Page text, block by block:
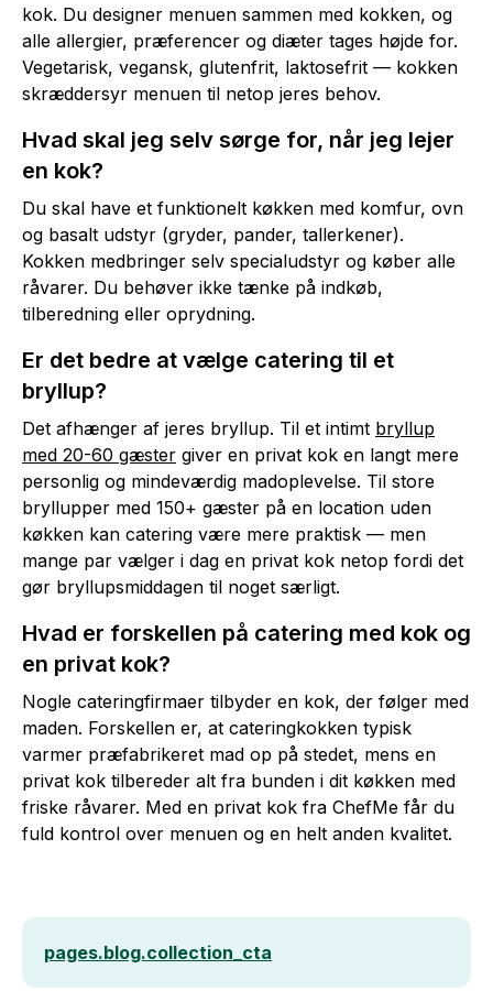
kok. Du designer menuen sammen med kokken, og
alle allergier, præferencer og diæter tages højde for.
Vegetarisk, vegansk, glutenfrit, laktosefrit — kokken
skræddersyr menuen til netop jeres behov.
Hvad skal jeg selv sørge for, når jeg lejer
en kok?
Du skal have et funktionelt køkken med komfur, ovn
og basalt udstyr (gryder, pander, tallerkener).
Kokken medbringer selv specialudstyr og køber alle
råvarer. Du behøver ikke tænke på indkøb,
tilberedning eller oprydning.
Er det bedre at vælge catering til et
bryllup?
Det afhænger af jeres bryllup. Til et intimt bryllup
med 20-60 gæster giver en privat kok en langt mere
personlig og mindeværdig madoplevelse. Til store
bryllupper med 150+ gæster på en location uden
køkken kan catering være mere praktisk — men
mange par vælger i dag en privat kok netop fordi det
gør bryllupsmiddagen til noget særligt.
Hvad er forskellen på catering med kok og
en privat kok?
Nogle cateringfirmaer tilbyder en kok, der følger med
maden. Forskellen er, at cateringkokken typisk
varmer præfabrikeret mad op på stedet, mens en
privat kok tilbereder alt fra bunden i dit køkken med
friske råvarer. Med en privat kok fra ChefMe får du
fuld kontrol over menuen og en helt anden kvalitet.
pages.blog.collection_cta